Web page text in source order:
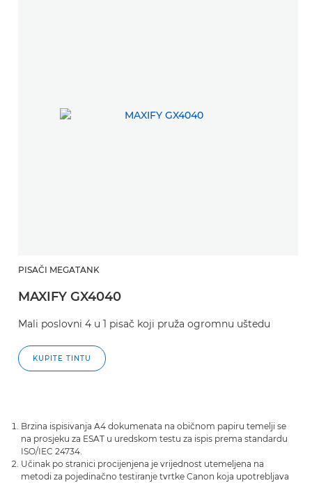
PISAČI MEGATANK
MAXIFY GX4040
Mali poslovni 4 u 1 pisač koji pruža ogromnu uštedu
KUPITE TINTU
Brzina ispisivanja A4 dokumenata na običnom papiru temelji se
na prosjeku za ESAT u uredskom testu za ispis prema standardu
ISO/IEC 24734.
Učinak po stranici procijenjena je vrijednost utemeljena na
metodi za pojedinačno testiranje tvrtke Canon koja upotrebljava